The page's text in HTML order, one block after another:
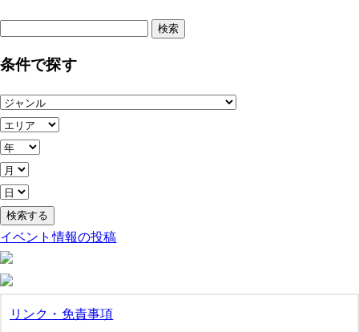
条件で探す
イベント情報の投稿
リンク・免責事項